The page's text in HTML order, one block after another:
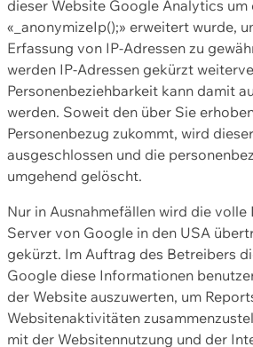
dieser Website Google Analytics um
«_anonymizeIp();» erweitert wurde,
Erfassung von IP-Adressen zu
werden IP-Adressen gekürzt
Personenbeziehbarkeit kann damit
werden. Soweit den über Sie
Personenbezug zukommt, wird
ausgeschlossen und die
umgehend gelöscht.
Nur in Ausnahmefällen wird die volle
Server von Google in den USA
gekürzt. Im Auftrag des Betreibers
Google diese Informationen
der Website auszuwerten, um
Websitenaktivitäten
mit der Websitennutzung und der